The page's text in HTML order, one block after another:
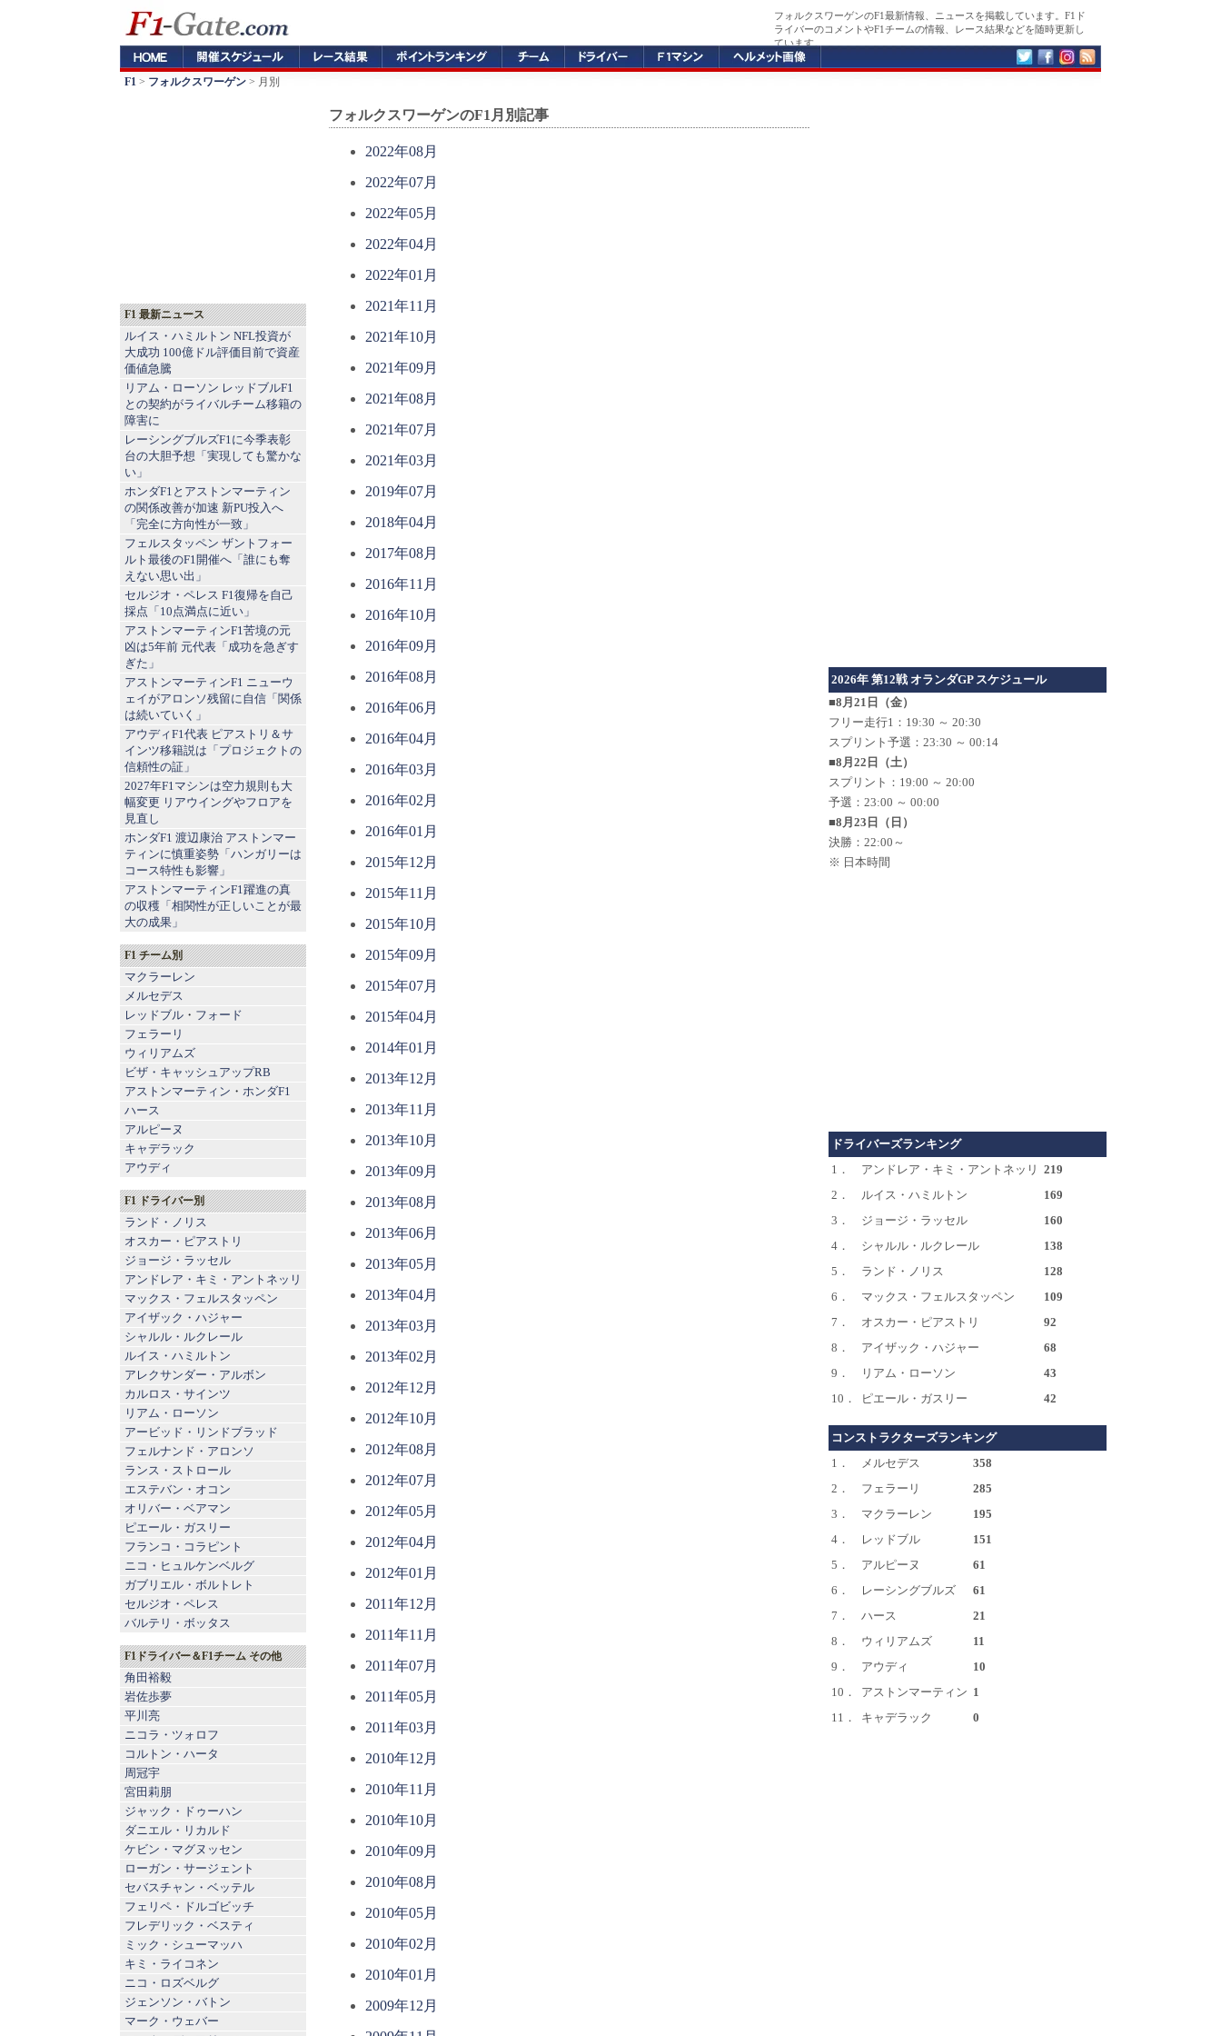
フォルクスワーゲンのF1最新情報、ニュースを掲載しています。F1ド
ライバーのコメントやF1チームの情報、レース結果などを随時更新し
ています。
F1 > フォルクスワーゲン > 月別
フォルクスワーゲンのF1月別記事
2022年08月
2022年07月
2022年05月
2022年04月
2022年01月
2021年11月
2021年10月
2021年09月
2021年08月
2021年07月
2021年03月
2019年07月
2018年04月
2017年08月
2016年11月
2016年10月
2016年09月
2016年08月
2016年06月
2016年04月
2016年03月
2016年02月
2016年01月
2015年12月
2015年11月
2015年10月
2015年09月
2015年07月
2015年04月
2014年01月
2013年12月
2013年11月
2013年10月
2013年09月
2013年08月
2013年06月
2013年05月
2013年04月
2013年03月
2013年02月
2012年12月
2012年10月
2012年08月
2012年07月
2012年05月
2012年04月
2012年01月
2011年12月
2011年11月
2011年07月
2011年05月
2011年03月
2010年12月
2010年11月
2010年10月
2010年09月
2010年08月
2010年05月
2010年02月
2010年01月
2009年12月
F1 最新ニュース
ルイス・ハミルトン NFL投資が
大成功 100億ドル評価目前で資産
価値急騰
リアム・ローソン レッドブルF1
との契約がライバルチーム移籍の
障害に
レーシングブルズF1に今季表彰
台の大胆予想「実現しても驚かな
い」
ホンダF1とアストンマーティン
の関係改善が加速 新PU投入へ
「完全に方向性が一致」
フェルスタッペン ザントフォー
ルト最後のF1開催へ「誰にも奪
えない思い出」
セルジオ・ペレス F1復帰を自己
採点「10点満点に近い」
アストンマーティンF1苦境の元
凶は5年前 元代表「成功を急ぎす
ぎた」
アストンマーティンF1 ニューウ
ェイがアロンソ残留に自信「関係
は続いていく」
アウディF1代表 ピアストリ＆サ
インツ移籍説は「プロジェクトの
信頼性の証」
2027年F1マシンは空力規則も大
幅変更 リアウイングやフロアを
見直し
ホンダF1 渡辺康治 アストンマー
ティンに慎重姿勢「ハンガリーは
コース特性も影響」
アストンマーティンF1躍進の真
の収穫「相関性が正しいことが最
大の成果」
F1 チーム別
マクラーレン
メルセデス
レッドブル ・ フォード
フェラーリ
ウィリアムズ
ビザ・キャッシュアップRB
アストンマーティン ・ ホンダF1
ハース
アルピーヌ
キャデラック
アウディ
F1 ドライバー別
ランド・ノリス
オスカー・ピアストリ
ジョージ・ラッセル
アンドレア・キミ・アントネッリ
マックス・フェルスタッペン
アイザック・ハジャー
シャルル・ルクレール
ルイス・ハミルトン
アレクサンダー・アルボン
カルロス・サインツ
リアム・ローソン
アービッド・リンドブラッド
フェルナンド・アロンソ
ランス・ストロール
エステバン・オコン
オリバー・ベアマン
ピエール・ガスリー
フランコ・コラピント
ニコ・ヒュルケンベルグ
ガブリエル・ボルトレト
セルジオ・ペレス
バルテリ・ボッタス
F1ドライバー＆F1チーム その他
角田裕毅
岩佐歩夢
平川亮
ニコラ・ツォロフ
コルトン・ハータ
周冠宇
宮田莉朋
ジャック・ドゥーハン
ダニエル・リカルド
ケビン・マグヌッセン
ローガン・サージェント
セバスチャン・ベッテル
フェリペ・ドルゴビッチ
フレデリック・ベスティ
ミック・シューマッハ
キミ・ライコネン
ニコ・ロズベルグ
ジェンソン・バトン
マーク・ウェバー
2026年 第12戦 オランダGP スケジュール
■8月21日（金）
フリー走行1：19:30 ～ 20:30
スプリント予選：23:30 ～ 00:14
■8月22日（土）
スプリント：19:00 ～ 20:00
予選：23:00 ～ 00:00
■8月23日（日）
決勝：22:00～
※ 日本時間
ドライバーズランキング
1．
アンドレア・キミ・アントネッリ 219
2．
ルイス・ハミルトン
169
3．
ジョージ・ラッセル
160
4．
シャルル・ルクレール
138
5．
ランド・ノリス
128
6．
マックス・フェルスタッペン
109
7．
オスカー・ピアストリ
92
8．
アイザック・ハジャー
68
9．
リアム・ローソン
43
10．
ピエール・ガスリー 42
コンストラクターズランキング
1．
メルセデス
358
2．
フェラーリ
285
3．
マクラーレン
195
4．
レッドブル
151
5．
アルピーヌ
61
6．
レーシングブルズ
61
7．
ハース
21
8．
ウィリアムズ
11
9．
アウディ
10
10．
アストンマーティン 1
11．
キャデラック 0